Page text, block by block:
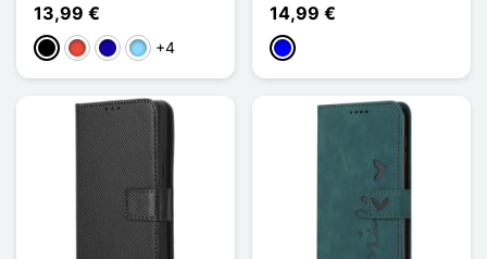
13,99 €
NegroRojoAzul oscuro
Azul claro
+4
14,99 €
Azul